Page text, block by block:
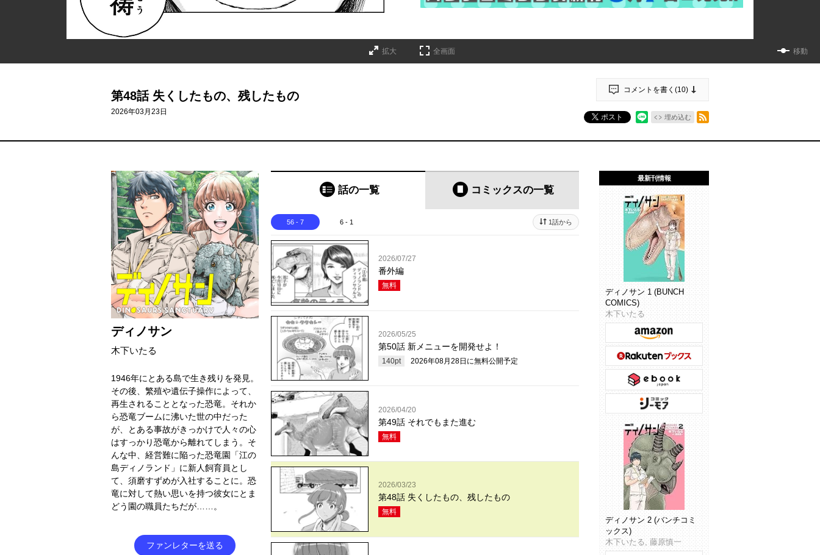
拡大 全画面 移動
第48話 失くしたもの、残したもの
2026年03月23日
コメントを書く(10)
ポスト 埋め込む
ディノサン
木下いたる
1946年にとある島で生き残りを発見。
その後、繁殖や遺伝子操作によって、
再生されることとなった恐竜。それか
ら恐竜ブームに沸いた世の中だった
が、とある事故がきっかけで人々の心
はすっかり恐竜から離れてしまう。そ
んな中、経営難に陥った恐竜園「江の
島ディノランド」に新人飼育員とし
て、須磨すずめが入社することに。恐
竜に対して熱い思いを持つ彼女にとま
どう園の職員たちだが……。
ファンレターを送る
話の一覧 コミックスの一覧
56 - 7 6 - 1 1話から
2026/07/27
番外編
無料
2026/05/25
第50話 新メニューを開発せよ！
140pt 2026年08月28日 に無料公開予定
2026/04/20
第49話 それでもまた進む
無料
2026/03/23
第48話 失くしたもの、残したもの
無料
最新刊情報
ディノサン 1 (BUNCH
COMICS)
木下いたる
ディノサン 2 (バンチコミ
ックス)
木下いたる, 藤原慎一